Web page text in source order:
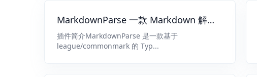
MarkdownParse 一款 Markdown 解析
增强插件
插件简介MarkdownParse 是一款基于
league/commonmark 的 Typ...